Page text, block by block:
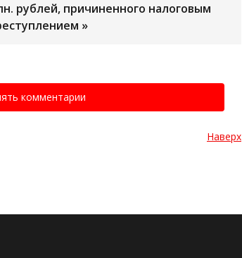
рублей, причиненного налоговым
»
комментарии
Наверх